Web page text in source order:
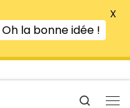
Search
Oh la bonne idée !
X